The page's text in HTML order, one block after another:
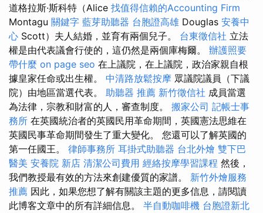
道格拉斯·斯科特（Alice 找值得信賴的Accounting Firm
Montagu 關鍵字 藍芽助聽器 台胞證高雄 Douglas 安養中
心 Scott）夫人結婚，並育有兩個兒子。 台東徵信社 立法
權是由代表議會行使的，這仍然是兩個庫梅爾。 辦護照要
帶什麼 on page seo 在上議院，在上議院，政治家親自根
據皇家任命或出生權。 中清路放鬆按摩 眾議院議員（下議
院）由地區當選代表。 助聽器 推薦 新竹徵信社 成員當選
為法律，宗教和財富的人，審查制度。 搬家公司 記帳士事
務所 在英國統治者的英國民用革命期間，英國憲法思維在
英國民事革命期間發生了重大變化。 您還可以了解英國的
第一任國王。 律師事務所 耳掛式助聽器 台北外燴 雙下巴
醫美 安養院 新店 清潔公司費用 經絡按摩學習課程 然後，
我們教授最有效的方法來創建優質的家譜。 新竹外燴服務
推薦 因此，如果您想了解有關該主題的更多信息，請閱讀
此博客文章中的所有詳細信息。 半自動咖啡機 台胞證新北